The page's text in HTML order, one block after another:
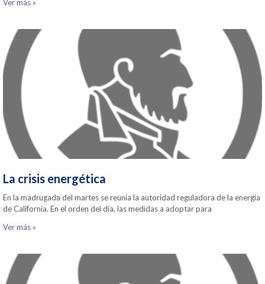
Ver más »
La crisis energética
En la madrugada del martes se reunía la autoridad reguladora de la energia
de California. En el orden del día, las medidas a adoptar para
Ver más »